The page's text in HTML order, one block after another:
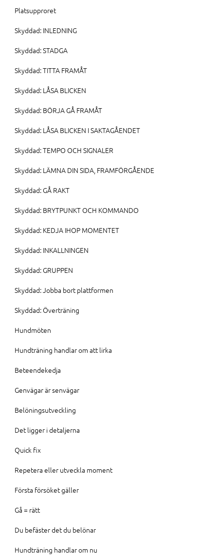
Platsupproret
Skyddad: INLEDNING
Skyddad: STADGA
Skyddad: TITTA FRAMÅT
Skyddad: LÅSA BLICKEN
Skyddad: BÖRJA GÅ FRAMÅT
Skyddad: LÅSA BLICKEN I SAKTAGÅENDET
Skyddad: TEMPO OCH SIGNALER
Skyddad: LÄMNA DIN SIDA, FRAMFÖRGÅENDE
Skyddad: GÅ RAKT
Skyddad: BRYTPUNKT OCH KOMMANDO
Skyddad: KEDJA IHOP MOMENTET
Skyddad: INKALLNINGEN
Skyddad: GRUPPEN
Skyddad: Jobba bort plattformen
Skyddad: Överträning
Hundmöten
Hundträning handlar om att lirka
Beteendekedja
Genvägar är senvägar
Belöningsutveckling
Det ligger i detaljerna
Quick fix
Repetera eller utveckla moment
Första försöket gäller
Gå = rätt
Du befäster det du belönar
Hundträning handlar om nu